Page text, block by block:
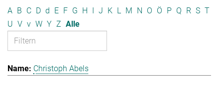
A B C D d E F G H I J K L M N O Ö P Q R S T
U V v W Y Z Alle
Christoph Abels